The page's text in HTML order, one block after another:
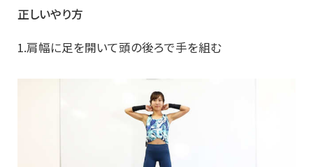
正しいやり方
1.肩幅に足を開いて頭の後ろで手を組む